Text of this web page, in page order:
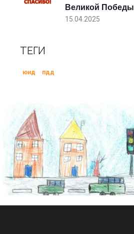
Великой Победы
15.04.2025
ТЕГИ
юид пдд